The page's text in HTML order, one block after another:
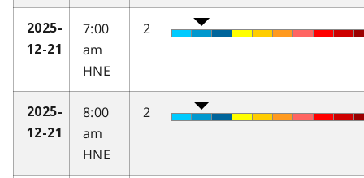
2025-
12-21
7:00
am
HNE
2
2025-
12-21
8:00
am
HNE
2